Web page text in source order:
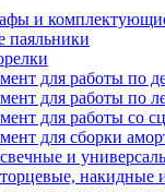
и
паяльники
для работы по
для работы по
для работы со
для сборки
и
накидные